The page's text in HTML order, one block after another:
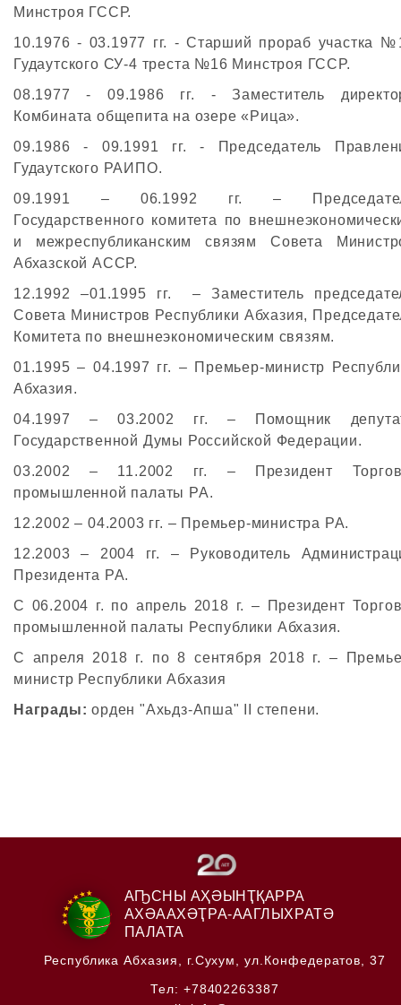
Минстроя ГССР.
10.1976 - 03.1977 гг. - Старший прораб участка
Гудаутского СУ-4 треста №16 Минстроя ГССР.
08.1977 - 09.1986 гг. - Заместитель
Комбината общепита на озере «Рица».
09.1986 - 09.1991 гг. - Председатель
Гудаутского РАИПО.
09.1991 – 06.1992 гг. –
Государственного комитета по
и межреспубликанским связям Совета
Абхазской АССР.
12.1992 –01.1995 гг. – Заместитель
Совета Министров Республики Абхазия,
Комитета по внешнеэкономическим связям.
01.1995 – 04.1997 гг. – Премьер-министр
Абхазия.
04.1997 – 03.2002 гг. – Помощник
Государственной Думы Российской Федерации.
03.2002 – 11.2002 гг. – Президент
промышленной палаты РА.
12.2002 – 04.2003 гг. – Премьер-министра РА.
12.2003 – 2004 гг. – Руководитель
Президента РА.
С 06.2004 г. по апрель 2018 г. – Президент
промышленной палаты Республики Абхазия.
С апреля 2018 г. по 8 сентября 2018 г. –
министр Республики Абхазия
Награды:орден "Ахьдз-Апша" II степени.
АҦСНЫ АҲӘЫНҬҚАРРА
АХӘААХӘҬРА-ААГЛЫХРАТӘ
ПАЛАТА
Республика Абхазия,
г.Сухум, ул.Конфедератов, 37
Тел: +78402263387